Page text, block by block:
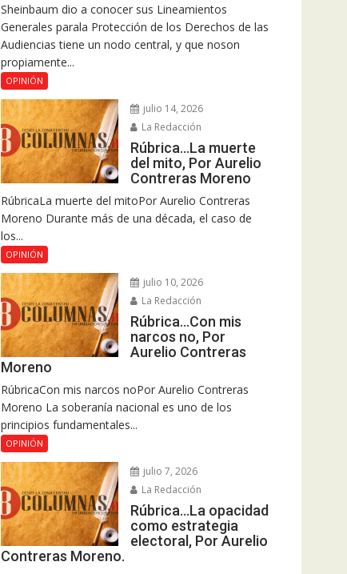
Sheinbaum dio a conocer sus Lineamientos
Generales parala Protección de los Derechos de las
Audiencias tiene un nodo central, y que noson
propiamente...
OPINIÓN
julio 14, 2026
La Redacción
Rúbrica…La muerte
del mito, Por Aurelio
Contreras Moreno
RúbricaLa muerte del mitoPor Aurelio Contreras
Moreno Durante más de una década, el caso de
los...
OPINIÓN
julio 10, 2026
La Redacción
Rúbrica…Con mis
narcos no, Por
Aurelio Contreras
Moreno
RúbricaCon mis narcos noPor Aurelio Contreras
Moreno La soberanía nacional es uno de los
principios fundamentales...
OPINIÓN
julio 7, 2026
La Redacción
Rúbrica…La opacidad
como estrategia
electoral, Por Aurelio
Contreras Moreno.